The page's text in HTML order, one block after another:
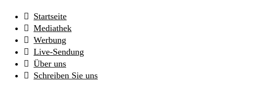
Startseite
Mediathek
Werbung
Live-Sendung
Über uns
Schreiben Sie uns